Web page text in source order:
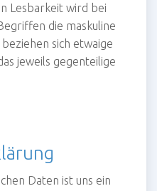
Lesbarkeit wird bei
die maskuline
sich etwaige
jeweils gegenteilige
Daten ist uns ein